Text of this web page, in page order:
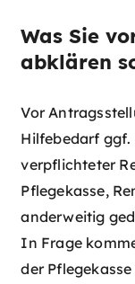
Was Sie
abklären
Vor
Hilfebedarf
verpflichteter
Pflegekasse,
anderweitig
In Frage
der